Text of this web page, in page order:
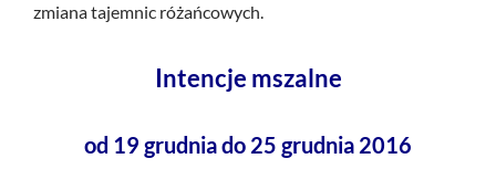
zmiana tajemnic różańcowych.
Intencje mszalne
od 19 grudnia do 25 grudnia 2016